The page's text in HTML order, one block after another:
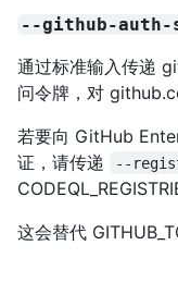
--github-auth-
通过标准输入传递
问令牌，对
若要向 GitHub
证，请传递
--
这会替代